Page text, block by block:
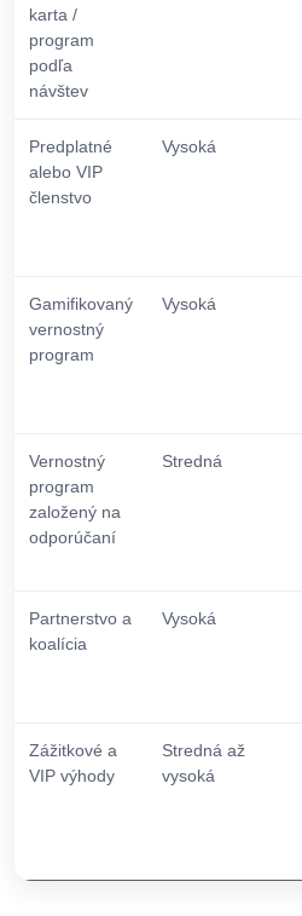
karta /
program
podľa
návštev
Predplatné
alebo VIP
členstvo
Vysoká
Gamifikovaný
vernostný
program
Vysoká
Vernostný
program
založený na
odporúčaní
Stredná
Partnerstvo a
koalícia
Vysoká
Zážitkové a
VIP výhody
Stredná až
vysoká